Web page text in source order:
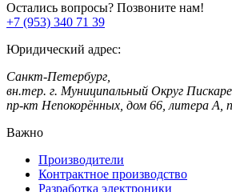
Остались вопросы? Позвоните нам!
+7 (953) 340 71 39
Юридический адрес:
Санкт-Петербург,
вн.тер. г. Муниципальный Округ
пр-кт Непокорённых, дом 66, литера А,
Важно
Производители
Контрактное производство
Разработка электроники